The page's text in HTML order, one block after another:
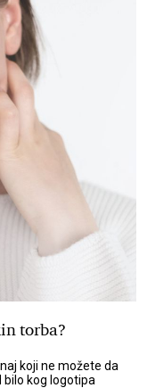
torba?
koji ne možete da
bilo kog logotipa